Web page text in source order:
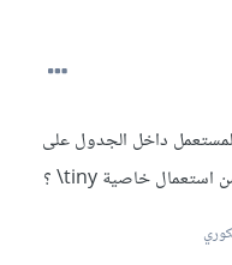
داخل الجدول على